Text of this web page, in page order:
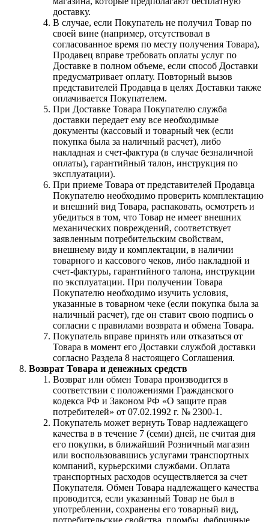
доставку.
В случае, если Покупатель не получил Товар по
своей вине (например, отсутствовал в
согласованное время по месту получения Товара),
Продавец вправе требовать оплаты услуг по
Доставке в полном объеме, если способ Доставки
предусматривает оплату. Повторный вызов
представителей Продавца в целях Доставки также
оплачивается Покупателем.
При Доставке Товара Покупателю служба
доставки передает ему все необходимые
документы (кассовый и товарный чек (если
покупка была за наличный расчет), либо
накладная и счет-фактура (в случае безналичной
оплаты), гарантийный талон, инструкция по
эксплуатации).
При приеме Товара от представителей Продавца
Покупателю необходимо проверить комплектацию
и внешний вид Товара, распаковать, осмотреть и
убедиться в том, что Товар не имеет внешних
механических повреждений, соответствует
заявленным потребительским свойствам,
внешнему виду и комплектации, в наличии
товарного и кассового чеков, либо накладной и
счет-фактуры, гарантийного талона, инструкции
по эксплуатации. При получении Товара
Покупателю необходимо изучить условия,
указанные в товарном чеке (если покупка была за
наличный расчет), где он ставит свою подпись о
согласии с правилами возврата и обмена Товара.
Покупатель вправе принять или отказаться от
Товара в момент его Доставки службой доставки
согласно Раздела 8 настоящего Соглашения.
Возврат Товара и денежных средств
Возврат или обмен Товара производится в
соответствии с положениями Гражданского
кодекса РФ и Законом РФ «О защите прав
потребителей» от 07.02.1992 г. № 2300-1.
Покупатель может вернуть Товар надлежащего
качества в в течение 7 (семи) дней, не считая дня
его покупки, в ближайший Розничный магазин
или воспользовавшись услугами транспортных
компаний, курьерскими службами. Оплата
транспортных расходов осуществляется за счет
Покупателя. Обмен Товара надлежащего качества
проводится, если указанный Товар не был в
употреблении, сохранены его товарный вид,
потребительские свойства, пломбы, фабричные